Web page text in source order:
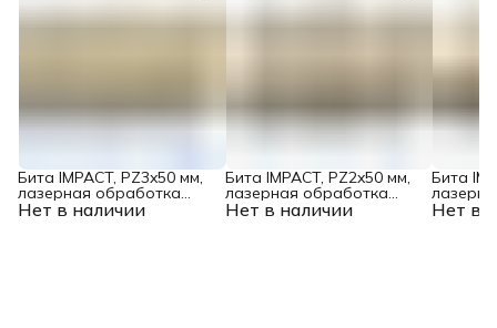
Нет в наличии
Бита IMPACT, PZ3x50 мм,
лазерная обработка
шлица, сталь S2, 10 шт., Е Нет в наличии
Бита IMPACT, PZ2x50 мм,
лазерная обработка
шлица, сталь S2, 10 шт., Е Нет в
Бита
шлица,